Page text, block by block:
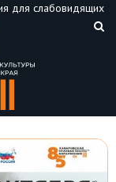
для слабовидящих